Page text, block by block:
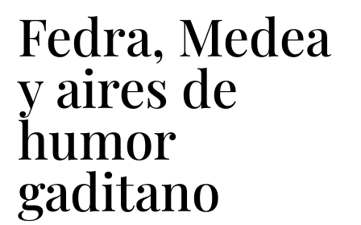
Fedra, Medea
y aires de
humor
gaditano